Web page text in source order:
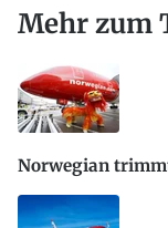
Mehr zum
Norwegian